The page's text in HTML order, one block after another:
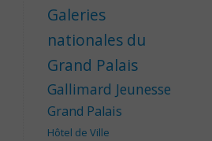
Galeries
nationales du
Grand Palais
Gallimard Jeunesse
Grand Palais
Hôtel de Ville